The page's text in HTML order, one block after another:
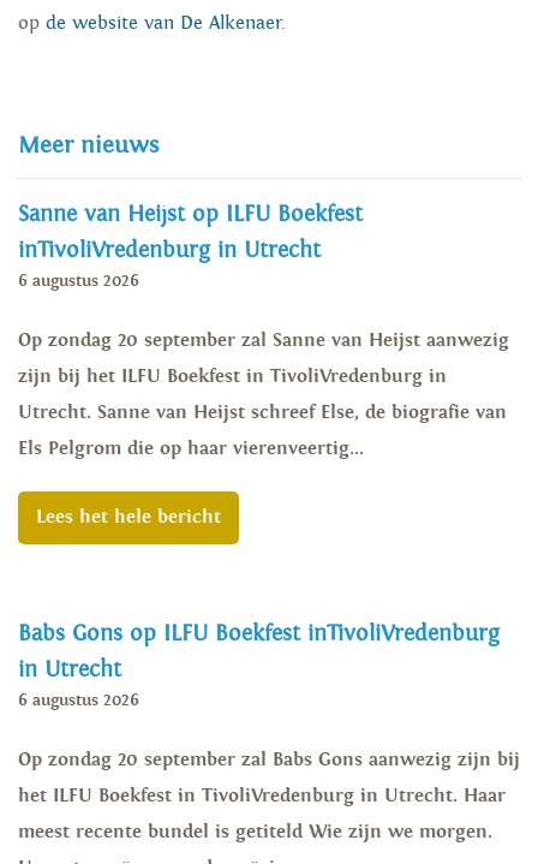
op de website van De Alkenaer.
Meer nieuws
Sanne van Heijst op ILFU Boekfest
inTivoliVredenburg in Utrecht
6 augustus 2026
Op zondag 20 september zal Sanne van Heijst aanwezig
zijn bij het ILFU Boekfest in TivoliVredenburg in
Utrecht. Sanne van Heijst schreef Else, de biografie van
Els Pelgrom die op haar vierenveertig...
Lees het hele bericht
Babs Gons op ILFU Boekfest inTivoliVredenburg
in Utrecht
6 augustus 2026
Op zondag 20 september zal Babs Gons aanwezig zijn bij
het ILFU Boekfest in TivoliVredenburg in Utrecht. Haar
meest recente bundel is getiteld Wie zijn we morgen.